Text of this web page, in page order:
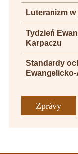
Luteranizm
Tydzień
Karpaczu
Standardy
Zprávy